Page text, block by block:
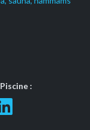
: